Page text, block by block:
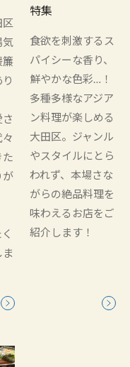
区
気
簾
た
が
特集
食欲を刺激するス
パイシーな香り、
鮮やかな色彩…！
多種多様なアジア
ン料理が楽しめる
大田区。ジャンル
やスタイルにとら
われず、本場さな
がらの絶品料理を
味わえるお店をご
紹介します！